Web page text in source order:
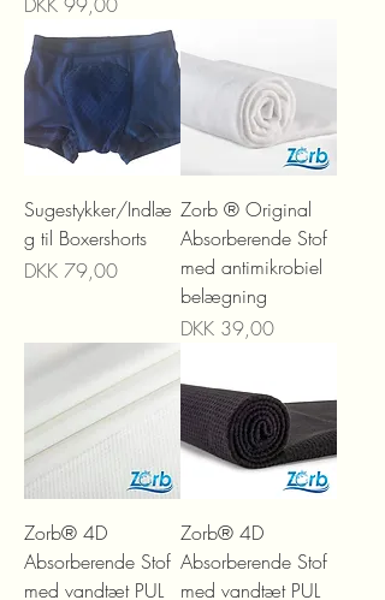
Sugestykker/Indlæ
g til Boxershorts
Prijs
DKK 79,00
Zorb ® Original
Absorberende Stof
med antimikrobiel
belægning
Prijs
DKK 39,00
Zorb® 4D
Absorberende Stof
med vandtæt PUL
Zorb® 4D
Absorberende Stof
med vandtæt PUL